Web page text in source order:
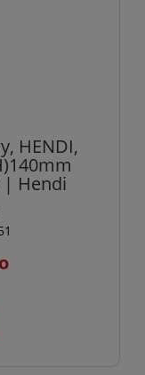
HENDI,
| Hendi